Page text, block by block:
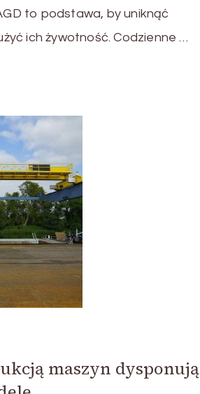
to podstawa, by uniknąć
ich żywotność. Codzienne …
maszyn dysponują